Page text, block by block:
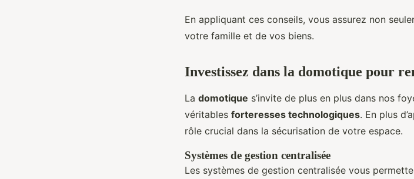
En appliquant ces conseils, vous assurez non
votre famille et de vos biens.
Investissez dans la domotique pour
La domotique s’invite de plus en plus dans nos
véritables forteresses technologiques. En plus
rôle crucial dans la sécurisation de votre espace.
Systèmes de gestion centralisée
Les systèmes de gestion centralisée vous